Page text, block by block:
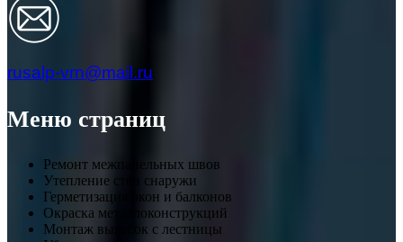
rusalp-vrn@mail.ru
Меню страниц
Ремонт межпанельных швов
Утепление стен снаружи
Герметизация окон и балконов
Окраска металлоконструкций
Монтаж вывесок с лестницы